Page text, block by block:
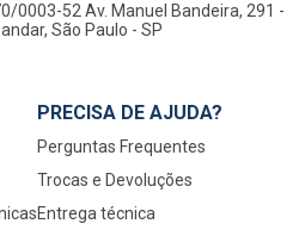
0003-52 Av. Manuel Bandeira, 291 -
andar, São Paulo - SP
PRECISA DE AJUDA?
Perguntas Frequentes
Trocas e Devoluções
Entrega técnica